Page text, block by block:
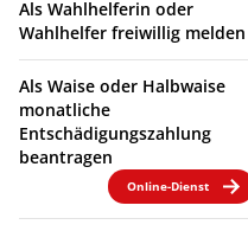
Als Wahlhelferin oder
Wahlhelfer freiwillig melden
Als Waise oder Halbwaise
monatliche
Entschädigungszahlung
beantragen
Online-Dienst